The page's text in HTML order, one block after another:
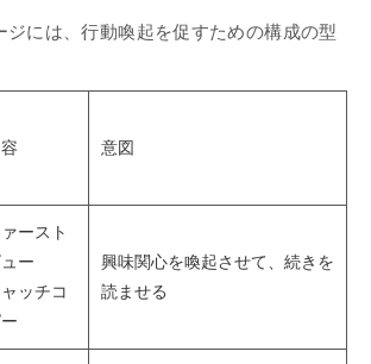
ジには、行動喚起を促すための構成の型
意図
ースト
ー
ッチコ
興味関心を喚起させて、続きを
読ませる